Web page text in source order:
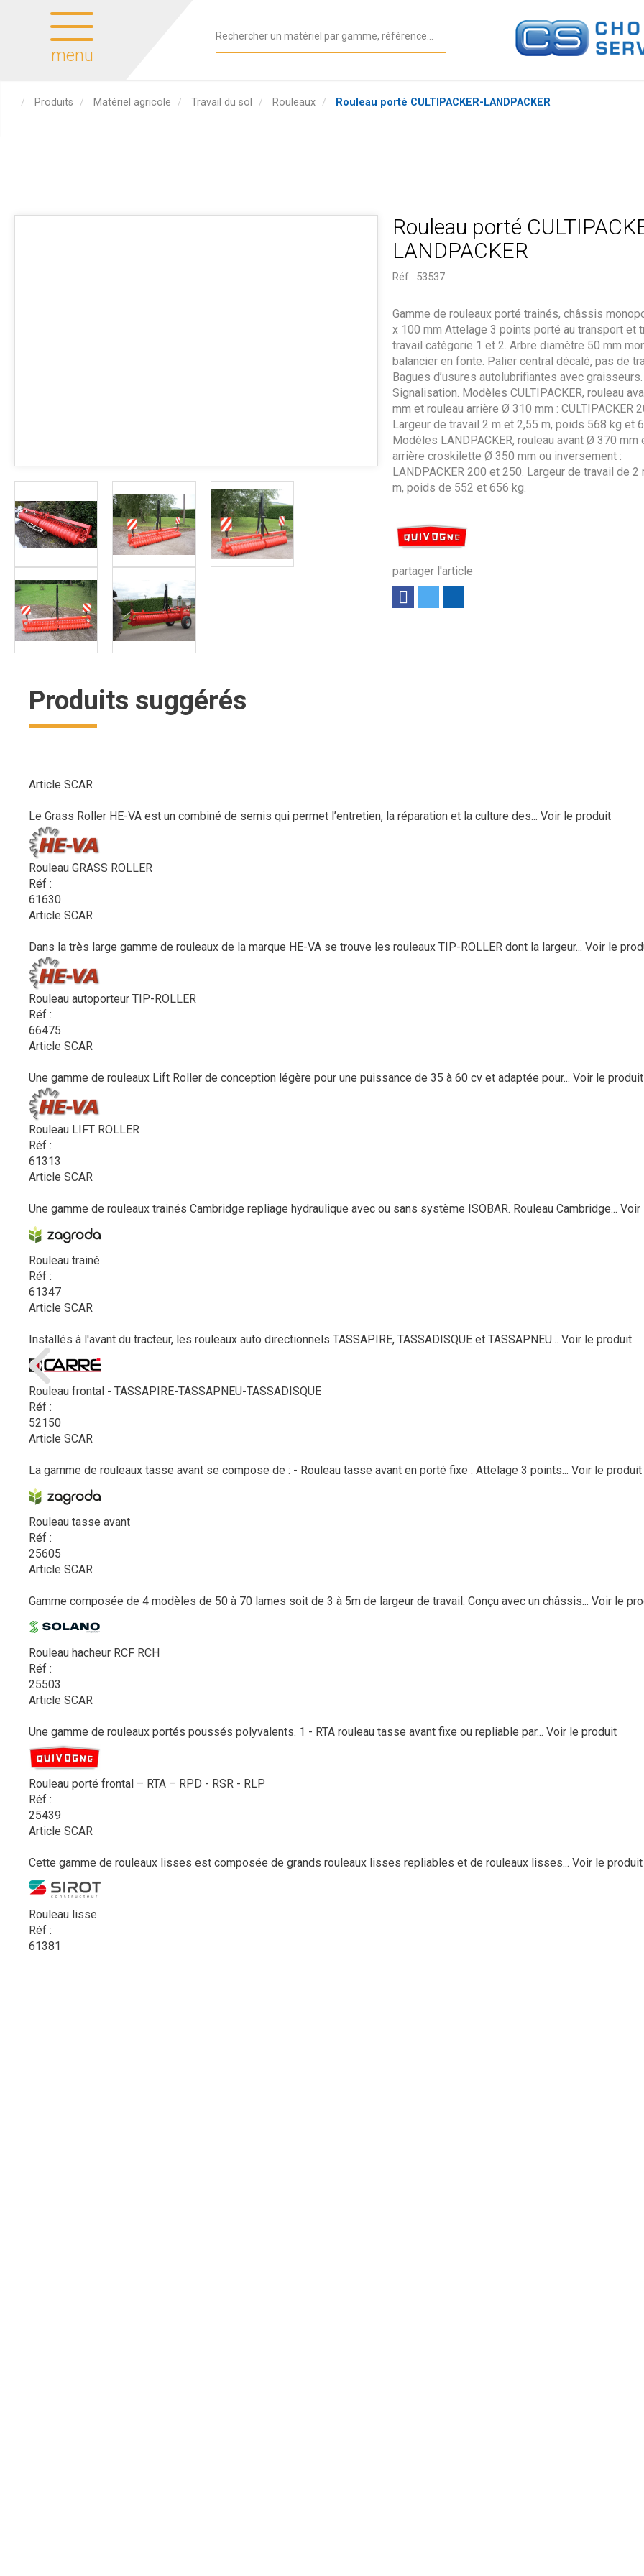
menu
Produits Matériel agricole Travail du sol Rouleaux Rouleau porté CULTIPACKER-LANDPACKER
Rouleau porté
LANDPACKER
Réf : 53537
partager l'article
Gamme de rouleaux porté trainés, châssis
x 100 mm Attelage 3 points porté au transport et
travail catégorie 1 et 2. Arbre diamètre 50 mm
balancier en fonte. Palier central décalé, pas de
Bagues d’usures autolubrifiantes avec graisseurs.
Signalisation. Modèles CULTIPACKER, rouleau
mm et rouleau arrière Ø 310 mm : CULTIPACKER
Largeur de travail 2 m et 2,55 m, poids 568 kg et
Modèles LANDPACKER, rouleau avant Ø 370 mm
arrière croskilette Ø 350 mm ou inversement :
LANDPACKER 200 et 250. Largeur de travail de 2
m, poids de 552 et 656 kg.
Produits suggérés
Article SCAR
Le Grass Roller HE-VA est un combiné de semis qui permet l’entretien, la réparation et la culture des... Voir le produit
Rouleau GRASS ROLLER
Réf :
61630
Article SCAR
Dans la très large gamme de rouleaux de la marque HE-VA se trouve les rouleaux TIP-ROLLER dont la largeur... Voir le
Rouleau autoporteur TIP-ROLLER
Réf :
66475
Article SCAR
Une gamme de rouleaux Lift Roller de conception légère pour une puissance de 35 à 60 cv et adaptée pour... Voir le produit
Rouleau LIFT ROLLER
Réf :
61313
Article SCAR
Une gamme de rouleaux trainés Cambridge repliage hydraulique avec ou sans système ISOBAR. Rouleau Cambridge... Voir
Rouleau trainé
Réf :
61347
Article SCAR
Installés à l'avant du tracteur, les rouleaux auto directionnels TASSAPIRE, TASSADISQUE et TASSAPNEU... Voir le produit
Rouleau frontal - TASSAPIRE-TASSAPNEU-TASSADISQUE
Réf :
52150
Article SCAR
La gamme de rouleaux tasse avant se compose de : - Rouleau tasse avant en porté fixe : Attelage 3 points... Voir le produit
Rouleau tasse avant
Réf :
25605
Article SCAR
Gamme composée de 4 modèles de 50 à 70 lames soit de 3 à 5m de largeur de travail. Conçu avec un châssis... Voir le
Rouleau hacheur RCF RCH
Réf :
25503
Article SCAR
Une gamme de rouleaux portés poussés polyvalents. 1 - RTA rouleau tasse avant fixe ou repliable par... Voir le produit
Rouleau porté frontal – RTA – RPD - RSR - RLP
Réf :
25439
Article SCAR
Cette gamme de rouleaux lisses est composée de grands rouleaux lisses repliables et de rouleaux lisses... Voir le produit
Rouleau lisse
Réf :
61381